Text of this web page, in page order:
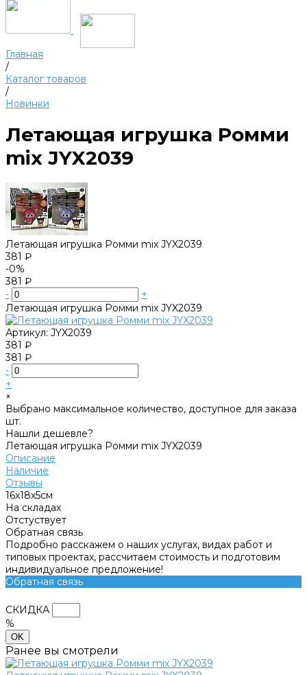
Главная
/
Каталог товаров
/
Новинки
Летающая игрушка Ромми
mix JYX2039
Летающая игрушка Ромми mix JYX2039
381 ₽
-0%
381 ₽
-
+
Летающая игрушка Ромми mix JYX2039
Артикул: JYX2039
381 ₽
381 ₽
-
+
×
Выбрано максимальное количество, доступное для заказа
шт.
Нашли дешевле?
Летающая игрушка Ромми mix JYX2039
Описание
Наличие
Отзывы
16х18х5см
На складах
Отстуствует
Обратная связь
Подробно расскажем о наших услугах, видах работ и
типовых проектах, рассчитаем стоимость и подготовим
индивидуальное предложение!
Обратная связь
СКИДКА
%
OK
Ранее вы смотрели